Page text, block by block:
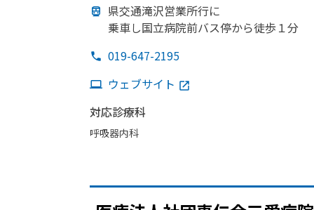
県交通滝沢営業所行に
乗車し国立病院前バス停から徒歩１分
019-647-2195
ウェブサイト
対応診療科
呼吸器内科